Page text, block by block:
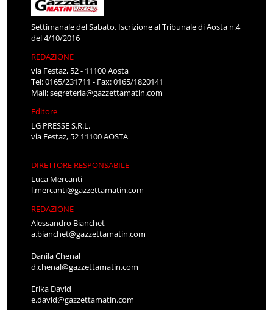
Settimanale del Sabato. Iscrizione al Tribunale di Aosta n.4
del 4/10/2016
REDAZIONE
via Festaz, 52 - 11100 Aosta
Tel: 0165/231711 - Fax: 0165/1820141
Mail:segreteria@gazzettamatin.com
Editore
LG PRESSE S.R.L.
via Festaz, 52 11100 AOSTA
DIRETTORE RESPONSABILE
Luca Mercanti
l.mercanti@gazzettamatin.com
REDAZIONE
Alessandro Bianchet
a.bianchet@gazzettamatin.com
Danila Chenal
d.chenal@gazzettamatin.com
Erika David
e.david@gazzettamatin.com